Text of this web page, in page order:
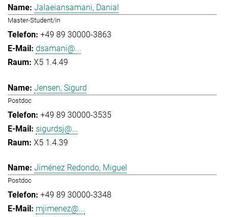
Jalaeiansamani, Danial
Master-Student/in
+49 89 30000-3863
dsamani@...
X5 1.4.49
Jensen, Sigurd
Postdoc
+49 89 30000-3535
sigurdsj@...
X5 1.4.39
Jiménez Redondo, Miguel
Postdoc
+49 89 30000-3348
mjimenez@...